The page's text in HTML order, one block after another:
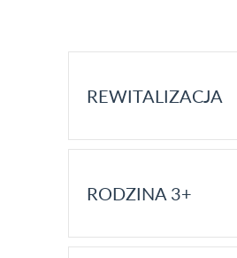
REWITALIZACJA
RODZINA 3+